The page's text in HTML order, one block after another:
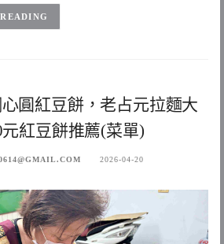
心圓紅豆餅，老占元拉麵大
紅豆餅推薦(菜單)
2026-04-20